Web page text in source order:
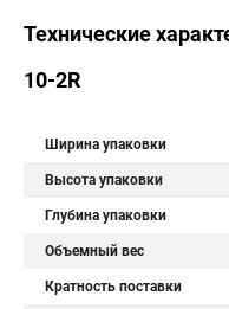
Технические
10-2R
Ширина упаковки
Высота упаковки
Глубина упаковки
Объемный вес
Кратность поставки